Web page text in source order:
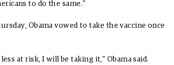
to do the same.”
Obama vowed to take the vaccine once
at risk, I will be taking it,” Obama said.